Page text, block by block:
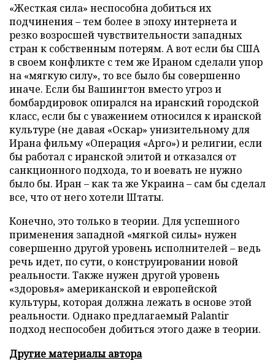
«Жесткая сила» неспособна добиться их
подчинения – тем более в эпоху интернета и
резко возросшей чувствительности западных
стран к собственным потерям. А вот если бы США
в своем конфликте с тем же Ираном сделали упор
на «мягкую силу», то все было бы совершенно
иначе. Если бы Вашингтон вместо угроз и
бомбардировок опирался на иранский городской
класс, если бы с уважением относился к иранской
культуре (не давая «Оскар» унизительному для
Ирана фильму «Операция «Арго») и религии, если
бы работал с иранской элитой и отказался от
санкционного подхода, то и воевать не нужно
было бы. Иран – как та же Украина – сам бы сделал
все, что от него хотели Штаты.
Конечно, это только в теории. Для успешного
применения западной «мягкой силы» нужен
совершенно другой уровень исполнителей – ведь
речь идет, по сути, о конструировании новой
реальности. Также нужен другой уровень
«здоровья» американской и европейской
культуры, которая должна лежать в основе этой
реальности. Однако предлагаемый Palantir
подход неспособен добиться этого даже в теории.
Другие материалы автора